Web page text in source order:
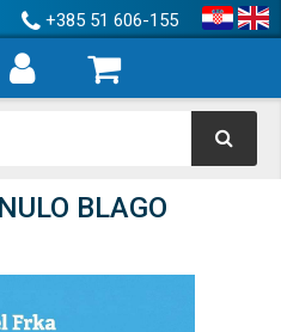
+385 51 606-155
BLAGO